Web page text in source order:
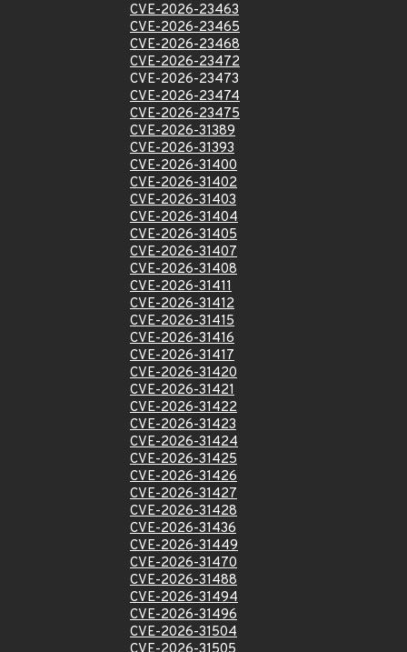
CVE-2026-23463
CVE-2026-23465
CVE-2026-23468
CVE-2026-23472
CVE-2026-23473
CVE-2026-23474
CVE-2026-23475
CVE-2026-31389
CVE-2026-31393
CVE-2026-31400
CVE-2026-31402
CVE-2026-31403
CVE-2026-31404
CVE-2026-31405
CVE-2026-31407
CVE-2026-31408
CVE-2026-31411
CVE-2026-31412
CVE-2026-31415
CVE-2026-31416
CVE-2026-31417
CVE-2026-31420
CVE-2026-31421
CVE-2026-31422
CVE-2026-31423
CVE-2026-31424
CVE-2026-31425
CVE-2026-31426
CVE-2026-31427
CVE-2026-31428
CVE-2026-31436
CVE-2026-31449
CVE-2026-31470
CVE-2026-31488
CVE-2026-31494
CVE-2026-31496
CVE-2026-31504